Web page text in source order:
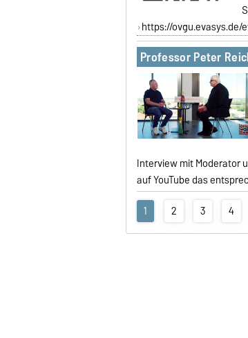
https://ovgu.evasys.de/
Professor Peter
Interview mit Moderator
auf YouTube das
1
2 3 4